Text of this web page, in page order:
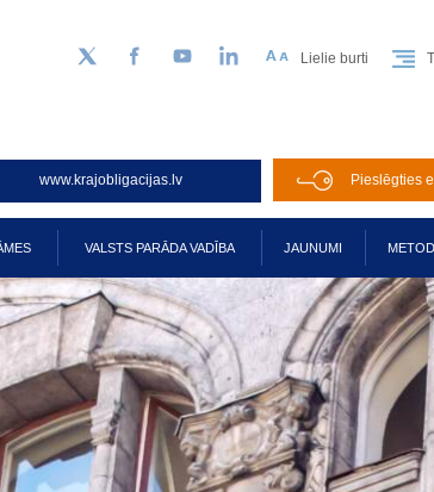
Sekojiet mums Twitter
FacebookYouTubeLinkedIn Lielie burti
www.krajobligacijas.lv Pieslēgties
VALSTS PARĀDA VADĪBA JAUNUMI